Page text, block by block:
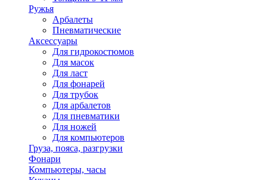
Ружья
Арбалеты
Пневматические
Аксессуары
Для гидрокостюмов
Для масок
Для ласт
Для фонарей
Для трубок
Для арбалетов
Для пневматики
Для ножей
Для компьютеров
Груза, пояса, разгрузки
Фонари
Компьютеры, часы